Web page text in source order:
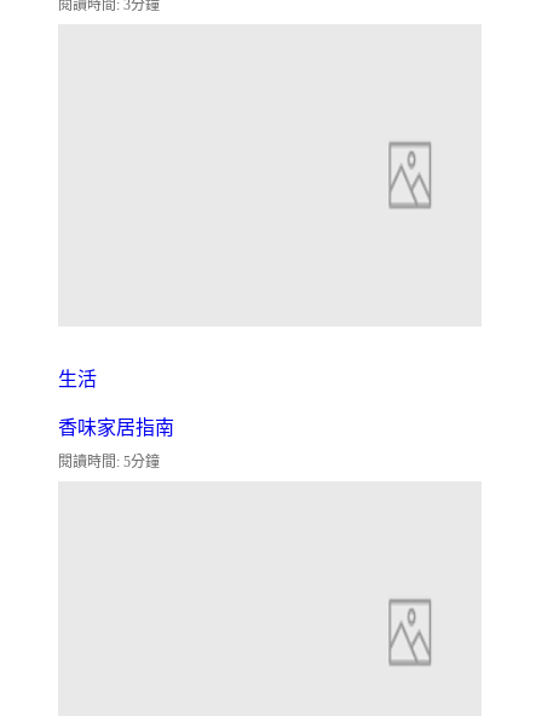
閱讀時間: 3分鐘
生活
香味家居指南
閱讀時間: 5分鐘